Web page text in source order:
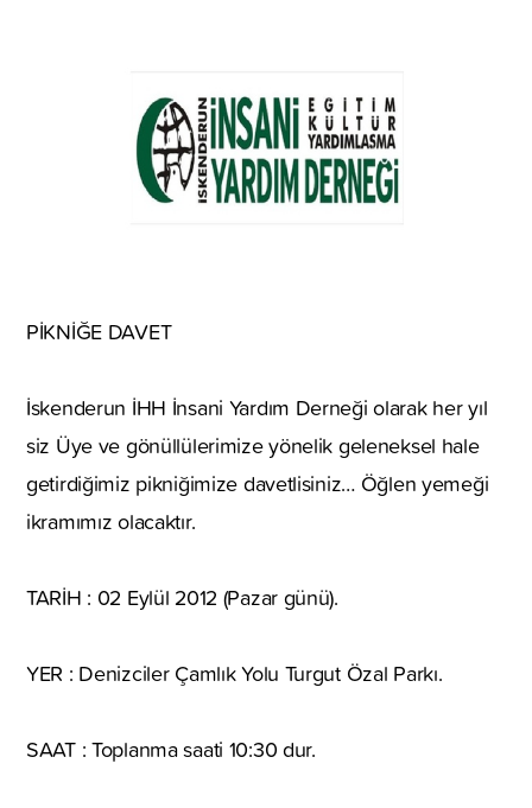
PİKNİĞE DAVET
İskenderun İHH İnsani Yardım Derneği olarak her yıl
siz Üye ve gönüllülerimize yönelik geleneksel hale
getirdiğimiz pikniğimize davetlisiniz… Öğlen yemeği
ikramımız olacaktır.
TARİH : 02 Eylül 2012 (Pazar günü).
YER : Denizciler Çamlık Yolu Turgut Özal Parkı.
SAAT : Toplanma saati 10:30 dur.